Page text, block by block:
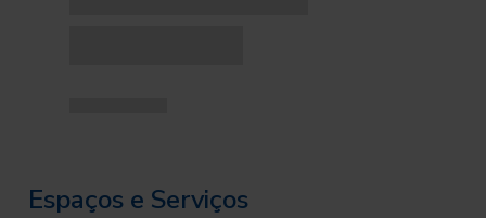
Espaços e Serviços